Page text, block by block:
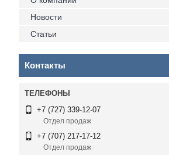
Новости
Статьи
Контакты
+7 (727) 339-12-07
Отдел продаж
+7 (707) 217-17-12
Отдел продаж